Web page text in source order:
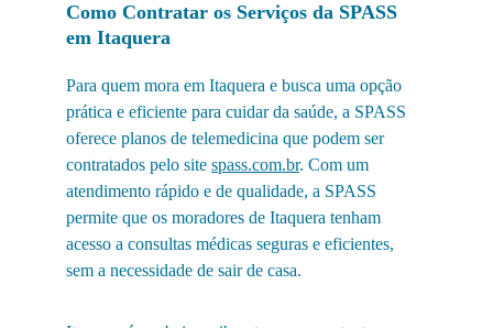
Como Contratar os Serviços da SPASS
em Itaquera
Para quem mora em Itaquera e busca uma opção
prática e eficiente para cuidar da saúde, a SPASS
oferece planos de telemedicina que podem ser
contratados pelo site spass.com.br. Com um
atendimento rápido e de qualidade, a SPASS
permite que os moradores de Itaquera tenham
acesso a consultas médicas seguras e eficientes,
sem a necessidade de sair de casa.